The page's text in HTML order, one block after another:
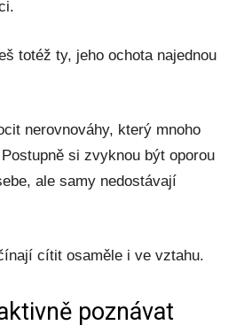
totéž ty, jeho ochota najednou
nerovnováhy, který mnoho
si zvyknou být oporou
ale samy nedostávají
cítit osaměle i ve vztahu.
poznávat